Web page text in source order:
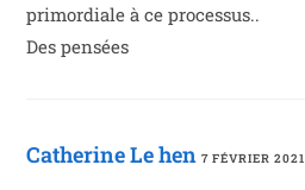
primordiale à ce processus..
Des pensées
Catherine Le hen 7 FÉVRIER 2021